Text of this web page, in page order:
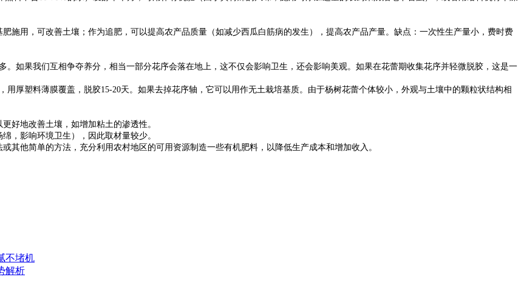
用，可改善土壤；作为追肥，可以提高农产品质量（如减少西瓜白筋病的发生），提高农产品产量。缺点：一次性生产量小，费时费
如果我们互相争夺养分，相当一部分花序会落在地上，这不仅会影响卫生，还会影响美观。如果在花蕾期收集花序并轻微脱胶，这是一
厚塑料薄膜覆盖，脱胶15-20天。如果去掉花序轴，它可以用作无土栽培基质。由于杨树花蕾个体较小，外观与土壤中的颗粒状结构相
好地改善土壤，如增加粘土的渗透性。
，影响环境卫生），因此取材量较少。
他简单的方法，充分利用农村地区的可用资源制造一些有机肥料，以降低生产成本和增加收入。
不堵机
解析